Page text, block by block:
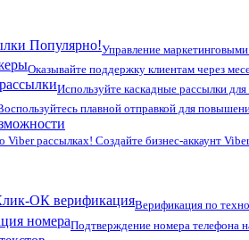
Популярно!Управление
Оказывайте поддержку клиентам через
Используйте каскадные рассылки
плавной отправкой для
Viber рассылках! Создайте бизнес-аккаунт
ОК верификацияВерификация по
номераПодтверждение номера телефона